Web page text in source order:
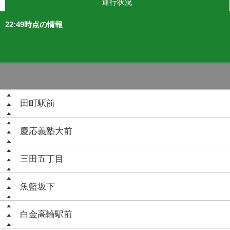
運行状況
22:49時点の情報
田町駅前
慶応義塾大前
三田五丁目
魚籃坂下
白金高輪駅前